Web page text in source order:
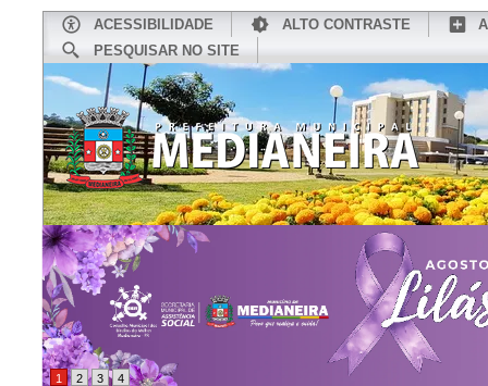
ACESSIBILIDADE ALTO CONTRASTE
PESQUISAR NO SITE
CONHEÇA MEDIANEIRA
1 2 3 4